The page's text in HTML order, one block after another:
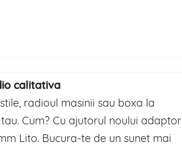
calitativa
radioul masinii sau boxa la
Cum? Cu ajutorul noului adaptor
Lito. Bucura-te de un sunet mai